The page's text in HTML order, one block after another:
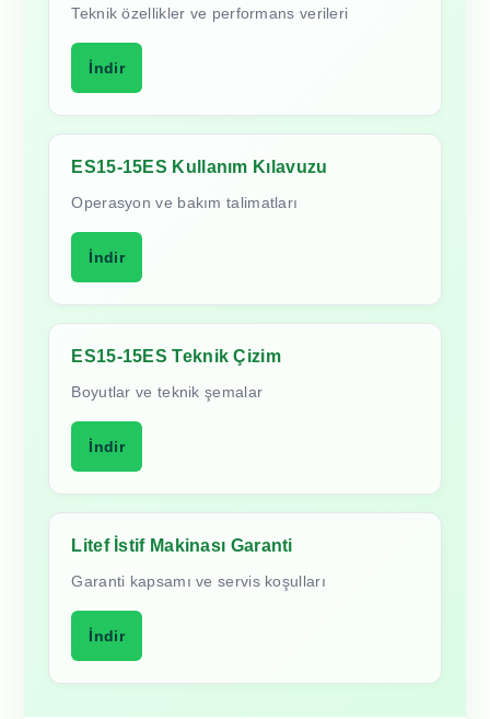
Teknik özellikler ve performans verileri
İndir
ES15-15ES Kullanım Kılavuzu
Operasyon ve bakım talimatları
İndir
ES15-15ES Teknik Çizim
Boyutlar ve teknik şemalar
İndir
Litef İstif Makinası Garanti
Garanti kapsamı ve servis koşulları
İndir